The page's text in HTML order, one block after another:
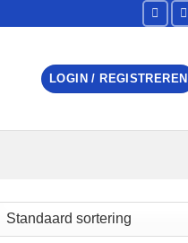
LOGIN / REGISTREREN